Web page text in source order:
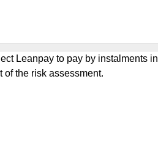
Leanpay to pay by instalments in
the risk assessment.